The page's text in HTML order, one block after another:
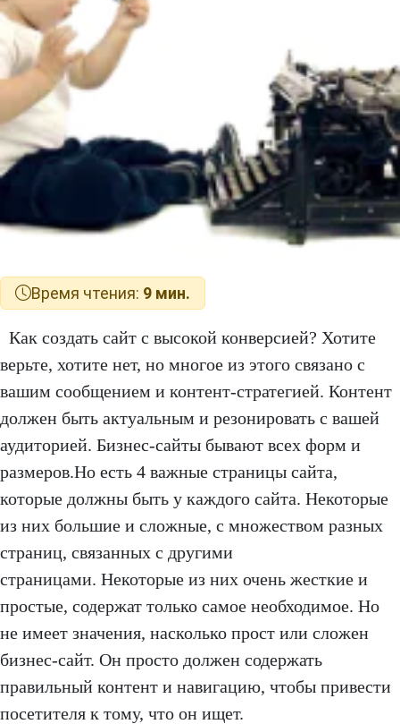
Время чтения: 9 мин.
Как создать сайт с высокой конверсией? Хотите
верьте, хотите нет, но многое из этого связано с
вашим сообщением и контент-стратегией. Контент
должен быть актуальным и резонировать с вашей
аудиторией. Бизнес-сайты бывают всех форм и
размеров.Но есть 4 важные страницы сайта,
которые должны быть у каждого сайта. Некоторые
из них большие и сложные, с множеством разных
страниц, связанных с другими
страницами. Некоторые из них очень жесткие и
простые, содержат только самое необходимое. Но
не имеет значения, насколько прост или сложен
бизнес-сайт. Он просто должен содержать
правильный контент и навигацию, чтобы привести
посетителя к тому, что он ищет.